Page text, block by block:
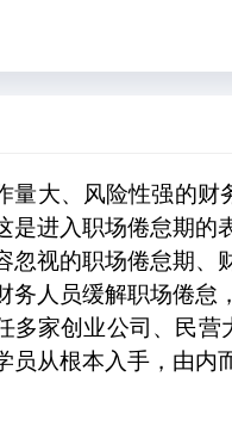
量大、风险性强的
是进入职场倦怠期的
忽视的职场倦怠期、
务人员缓解职场倦怠
多家创业公司、民营
员从根本入手，由内